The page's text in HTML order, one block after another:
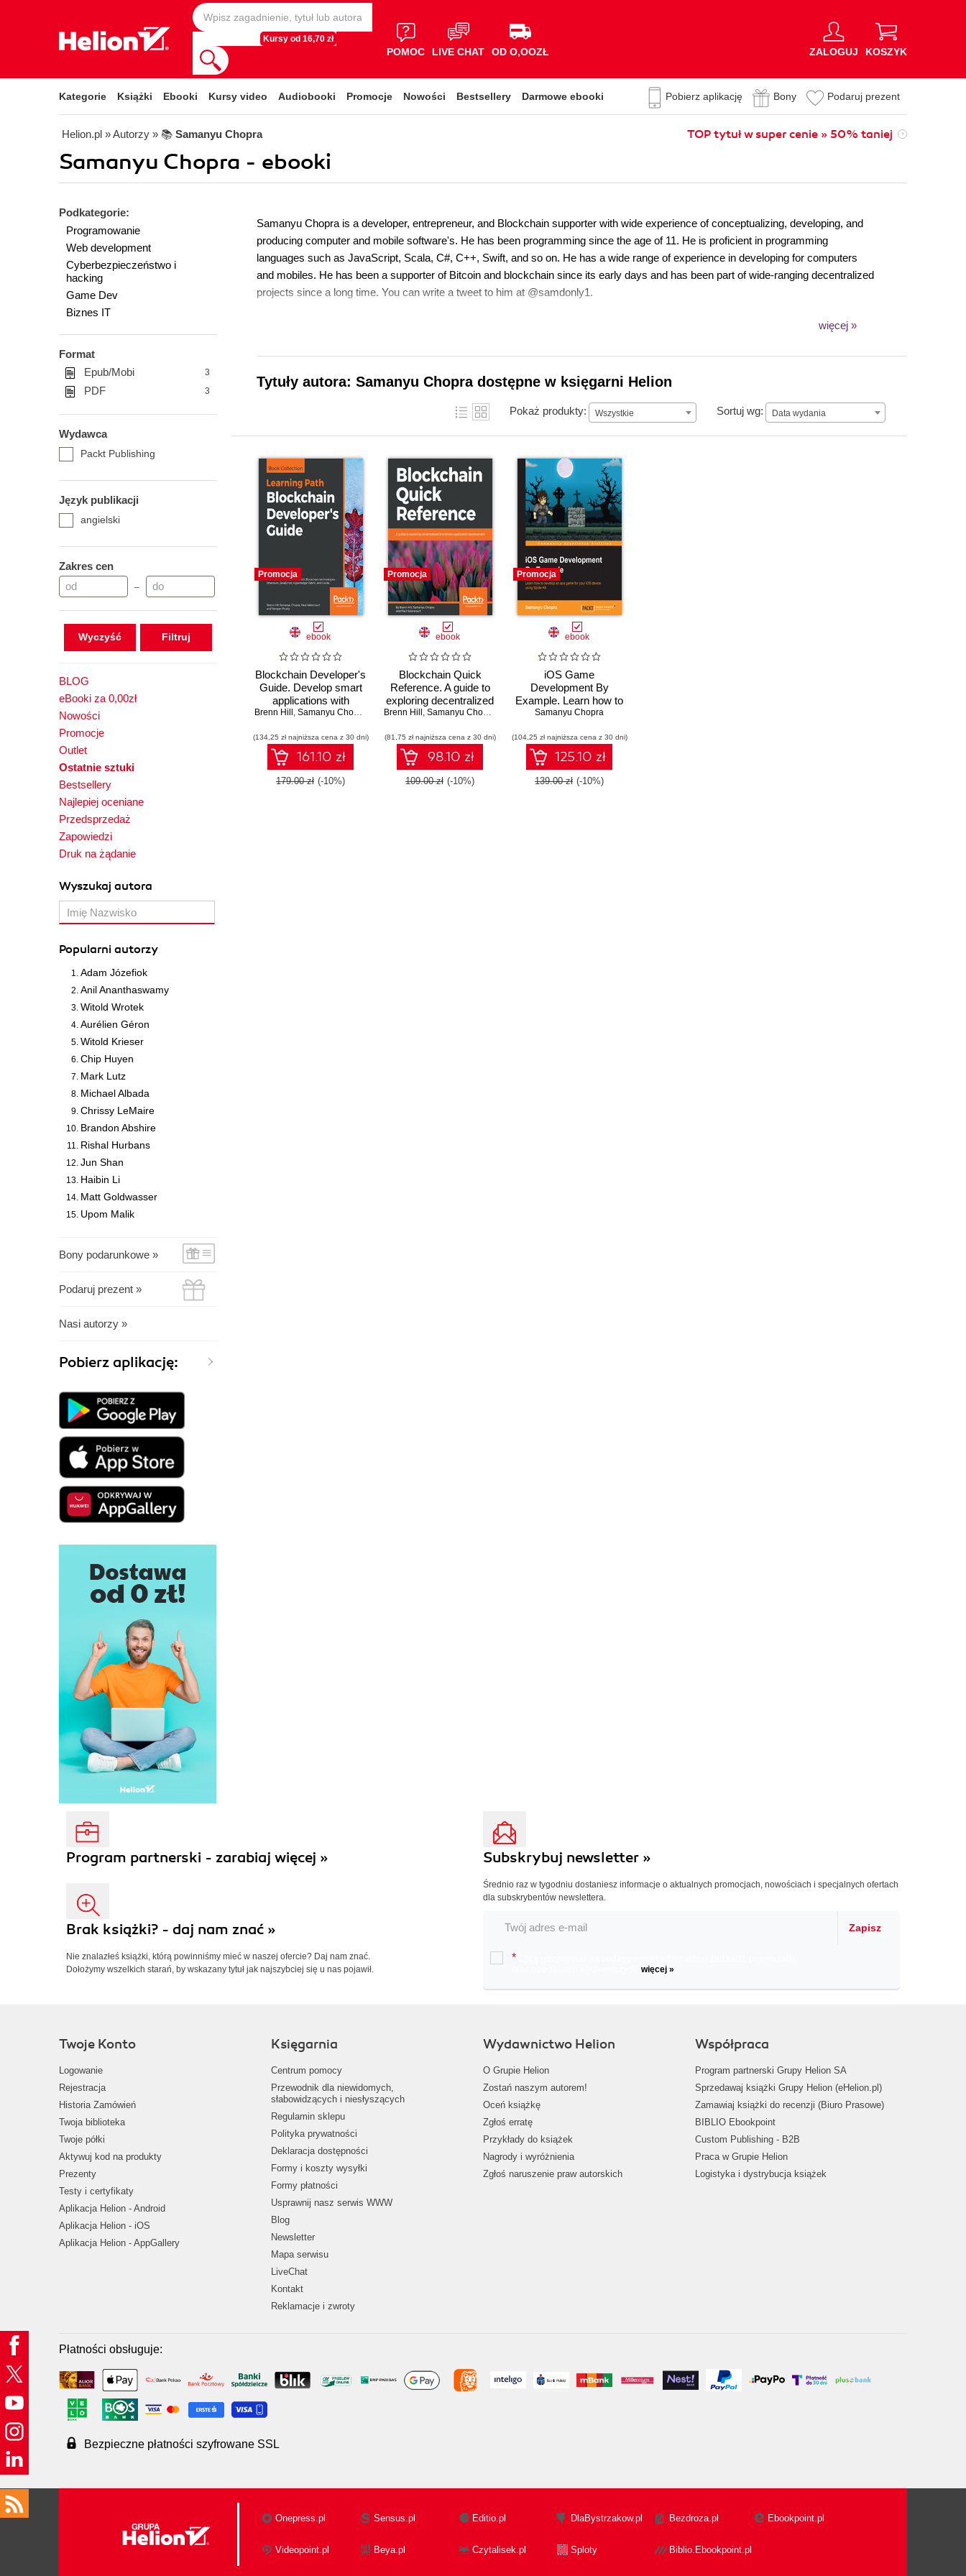
Kursy od 16,70 zł
POMOC LIVE CHAT OD O,OOZŁ ZALOGUJ KOSZYK
Kategorie Książki Ebooki Kursy video Audiobooki Promocje Nowości Bestsellery Darmowe ebooki Pobierz aplikację Bony Podaruj prezent
Helion.pl » Autorzy » 📚 Samanyu Chopra TOP tytuł w super cenie » 50% taniej
Samanyu Chopra - ebooki
Podkategorie:
Programowanie
Web development
Cyberbezpieczeństwo i
hacking
Game Dev
Biznes IT
Format
Epub/Mobi
3
PDF 3
Wydawca
Packt Publishing
Język publikacji
angielski
Zakres cen
–
Wyczyść
BLOG
eBooki za 0,00zł
Nowości
Promocje
Outlet
Ostatnie sztuki
Bestsellery
Najlepiej oceniane
Przedsprzedaż
Zapowiedzi
Druk na żądanie
Wyszukaj autora
Popularni autorzy
Adam Józefiok
Anil Ananthaswamy
Witold Wrotek
Aurélien Géron
Witold Krieser
Chip Huyen
Mark Lutz
Michael Albada
Chrissy LeMaire
Brandon Abshire
Rishal Hurbans
Jun Shan
Haibin Li
Matt Goldwasser
Upom Malik
Bony podarunkowe »
Podaruj prezent »
Nasi autorzy »
Pobierz aplikację:
Samanyu Chopra is a developer, entrepreneur, and Blockchain supporter with wide experience of conceptualizing, developing, and
producing computer and mobile software's. He has been programming since the age of 11. He is proficient in programming
languages such as JavaScript, Scala, C#, C++, Swift, and so on. He has a wide range of experience in developing for computers
and mobiles. He has been a supporter of Bitcoin and blockchain since its early days and has been part of wide-ranging decentralized
projects since a long time. You can write a tweet to him at @samdonly1.
więcej »
Tytuły autora: Samanyu Chopra dostępne w księgarni Helion
Pokaż produkty: Wszystkie Sortuj wg: Data wydania
Data wydania
Promocja
ebook
Blockchain Developer's
Guide. Develop smart
applications with
Blockchain
Ethereum, JavaScript,
Hyperledger Fabric,
and Corda
Brenn Hill , Samanyu Chopra Paul Valencourt,Narayan Prusty
(134,25 zł najniższa cena z 30 dni)
161.10 zł
179.00 zł (-10%)
Promocja
ebook
Blockchain Quick
Reference. A guide to
exploring decentralized
blockchain application
Brenn Hill , Samanyu Chopra Paul Valencourt
(81,75 zł najniższa cena z 30 dni)
98.10 zł
109.00 zł (-10%)
Promocja
ebook
iOS Game
Development By
Example. Learn how to
develop an ace game
using Sprite Kit
Samanyu Chopra
(104,25 zł najniższa cena z 30 dni)
125.10 zł
139.00 zł (-10%)
Program partnerski - zarabiaj więcej »
Brak książki? - daj nam znać »
Nie znalazłeś książki, którą powinniśmy mieć w naszej ofercie? Daj nam znać.
Dołożymy wszelkich starań, by wskazany tytuł jak najszybciej się u nas pojawił.
Subskrybuj newsletter »
Średnio raz w tygodniu dostaniesz informacje o aktualnych promocjach, nowościach i specjalnych ofertach
dla subskrybentów newslettera.
Zapisz
*
więcej »
Twoje Konto
Logowanie
Rejestracja
Historia Zamówień
Twoja biblioteka
Twoje półki
Aktywuj kod na produkty
Prezenty
Testy i certyfikaty
Aplikacja Helion - Android
Aplikacja Helion - iOS
Aplikacja Helion - AppGallery
Księgarnia
Centrum pomocy
Przewodnik dla niewidomych,
słabowidzących i niesłyszących
Regulamin sklepu
Polityka prywatności
Deklaracja dostępności
Formy i koszty wysyłki
Formy płatności
Usprawnij nasz serwis WWW
Blog
Newsletter
Mapa serwisu
LiveChat
Kontakt
Reklamacje i zwroty
Wydawnictwo Helion
O Grupie Helion
Zostań naszym autorem!
Oceń książkę
Zgłoś erratę
Przykłady do książek
Nagrody i wyróżnienia
Zgłoś naruszenie praw autorskich
Współpraca
Program partnerski Grupy Helion SA
Sprzedawaj książki Grupy Helion (eHelion.pl)
Zamawiaj książki do recenzji (Biuro Prasowe)
BIBLIO Ebookpoint
Custom Publishing - B2B
Praca w Grupie Helion
Logistyka i dystrybucja książek
Płatności obsługuje:
Bezpieczne płatności szyfrowane SSL
Onepress.pl Sensus.pl Editio.pl DlaBystrzakow.pl Bezdroza.pl Ebookpoint.pl
Videopoint.pl Beya.pl Czytalisek.pl Sploty Biblio.Ebookpoint.pl